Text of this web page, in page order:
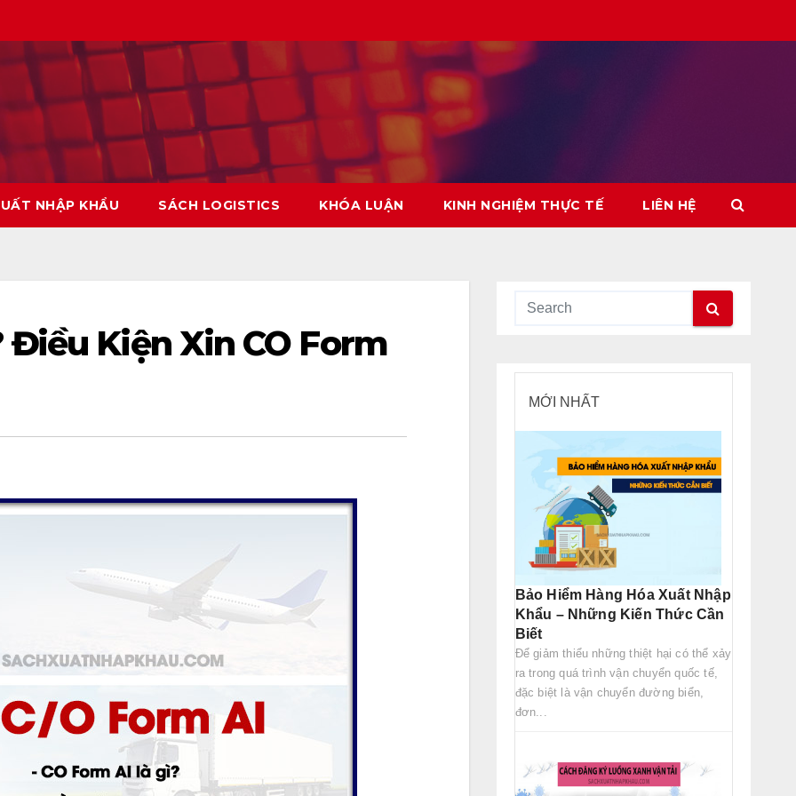
NHẬP KHẨU SÁCH LOGISTICS KHÓA LUẬN KINH NGHIỆM THỰC TẾ LIÊN HỆ
Điều Kiện Xin CO Form
MỚI NHẤT
Bảo Hiểm Hàng Hóa Xuất Nhập
Khẩu – Những Kiến Thức Cần
Biết
Để giảm thiểu những thiệt hại có thể xảy
ra trong quá trình vận chuyển quốc tế,
đặc biệt là vận chuyển đường biển,
đơn...